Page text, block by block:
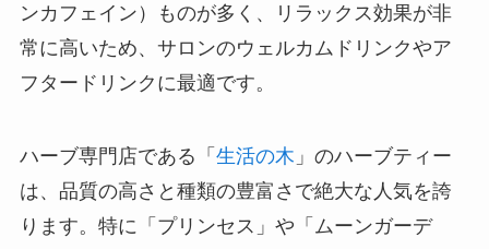
ンカフェイン）ものが多く、リラックス効果が非
常に高いため、サロンのウェルカムドリンクやア
フタードリンクに最適です。
ハーブ専門店である「 生活の木 」のハーブティー
は、品質の高さと種類の豊富さで絶大な人気を誇
ります。特に「プリンセス」や「ムーンガーデ